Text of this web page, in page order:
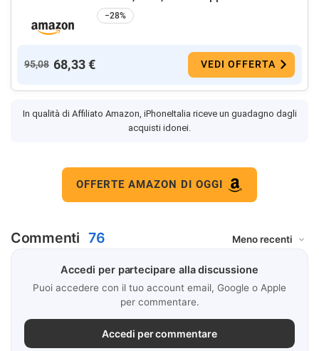
−28%
95,08 68,33 € VEDI OFFERTA
In qualità di Affiliato Amazon, iPhoneItalia riceve un guadagno dagli
acquisti idonei.
OFFERTE AMAZON DI OGGI
Commenti 76
Accedi per partecipare alla discussione
Puoi accedere con il tuo account email, Google o Apple
per commentare.
Accedi per commentare